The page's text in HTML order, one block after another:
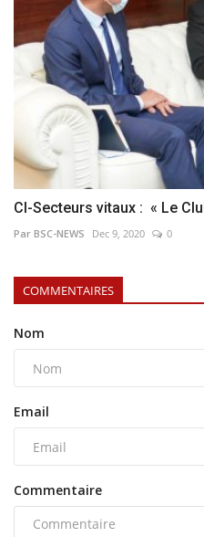
CI-Secteurs vitaux : « Le
Par BSC-NEWS Dec 9, 2020 0
COMMENTAIRES
Nom
Email
Commentaire